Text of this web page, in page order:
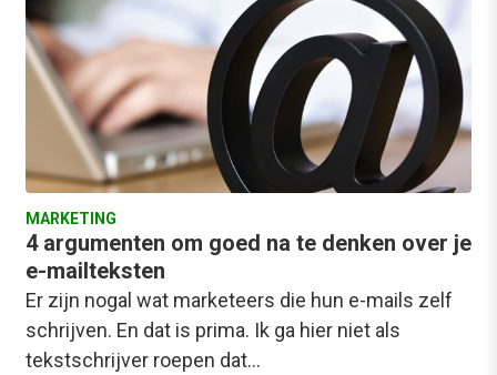
MARKETING
4 argumenten om goed na te denken over je
e-mailteksten
Er zijn nogal wat marketeers die hun e-mails zelf
schrijven. En dat is prima. Ik ga hier niet als
tekstschrijver roepen dat…